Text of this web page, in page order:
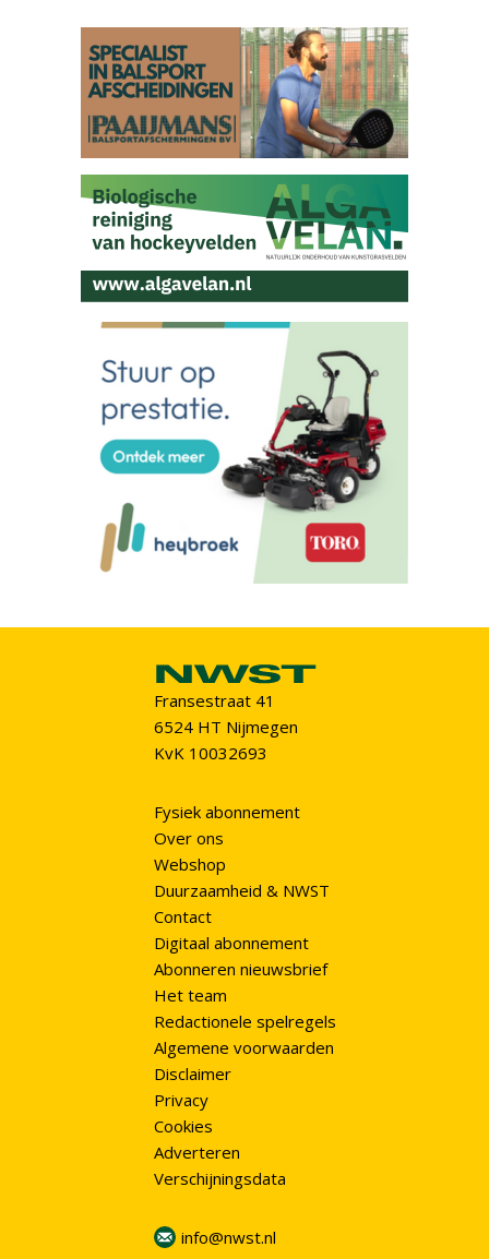
Fransestraat 41
6524 HT Nijmegen
KvK 10032693
Fysiek abonnement
Over ons
Webshop
Duurzaamheid & NWST
Contact
Digitaal abonnement
Abonneren nieuwsbrief
Het team
Redactionele spelregels
Algemene voorwaarden
Disclaimer
Privacy
Cookies
Adverteren
Verschijningsdata
info@nwst.nl